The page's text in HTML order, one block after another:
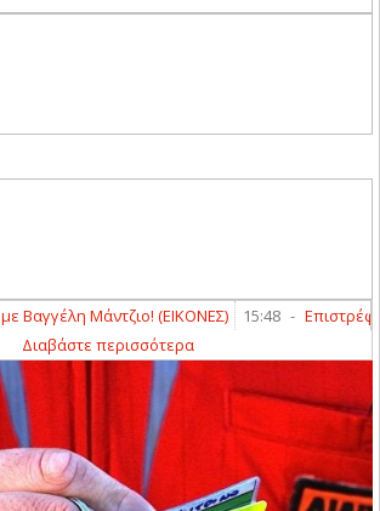
Μάντζιο! (ΕΙΚΟΝΕΣ) 15:48 - Επιστρέφει
Διαβάστε περισσότερα